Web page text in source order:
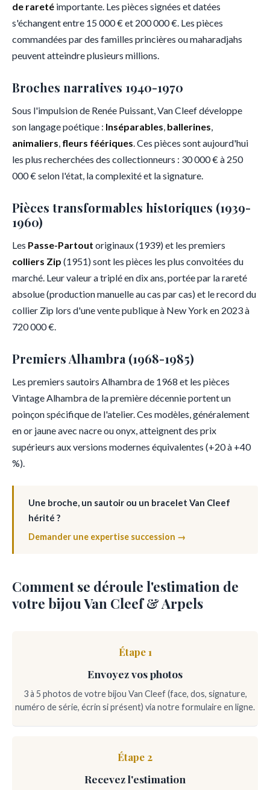
de rareté importante. Les pièces signées et datées
s'échangent entre 15 000 € et 200 000 €. Les pièces
commandées par des familles princières ou maharadjahs
peuvent atteindre plusieurs millions.
Broches narratives 1940-1970
Sous l'impulsion de Renée Puissant, Van Cleef développe
son langage poétique : Inséparables, ballerines,
animaliers, fleurs féériques. Ces pièces sont aujourd'hui
les plus recherchées des collectionneurs : 30 000 € à 250
000 € selon l'état, la complexité et la signature.
Pièces transformables historiques (1939-
1960)
Les Passe-Partout originaux (1939) et les premiers
colliers Zip (1951) sont les pièces les plus convoitées du
marché. Leur valeur a triplé en dix ans, portée par la rareté
absolue (production manuelle au cas par cas) et le record du
collier Zip lors d'une vente publique à New York en 2023 à
720 000 €.
Premiers Alhambra (1968-1985)
Les premiers sautoirs Alhambra de 1968 et les pièces
Vintage Alhambra de la première décennie portent un
poinçon spécifique de l'atelier. Ces modèles, généralement
en or jaune avec nacre ou onyx, atteignent des prix
supérieurs aux versions modernes équivalentes (+20 à +40
%).
Une broche, un sautoir ou un bracelet Van Cleef
hérité ?
Demander une expertise succession →
Comment se déroule l'estimation de
votre bijou Van Cleef & Arpels
Étape 1
Envoyez vos photos
3 à 5 photos de votre bijou Van Cleef (face, dos, signature,
numéro de série, écrin si présent) via notre formulaire en ligne.
Étape 2
Recevez l'estimation